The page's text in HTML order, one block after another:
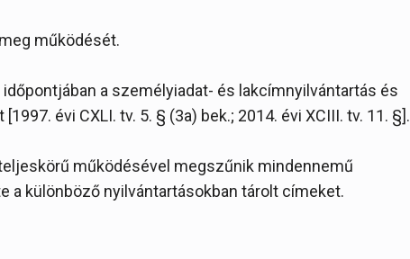
működését.
a személyiadat- és lakcímnyilvántartás és
évi CXLI. tv. 5. § (3a) bek.; 2014. évi XCIII. tv. 11. §].
működésével megszűnik mindennemű
a különböző nyilvántartásokban tárolt címeket.